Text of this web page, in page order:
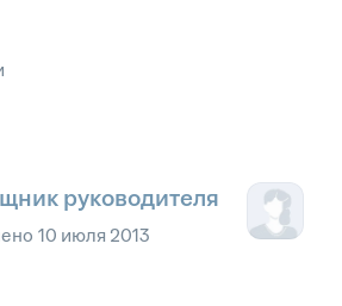
руководителя
10 июля 2013